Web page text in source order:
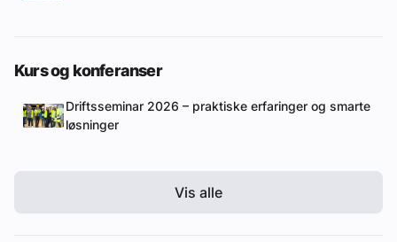
Kurs og konferanser
Driftsseminar 2026 – praktiske erfaringer og smarte
løsninger
Vis alle